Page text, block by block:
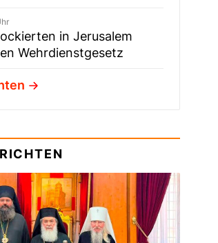
in Jerusalem
Wehrdienstgesetz